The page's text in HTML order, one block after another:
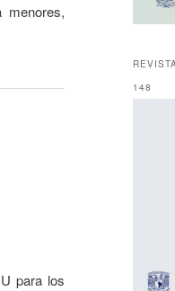
menores,
para los
148